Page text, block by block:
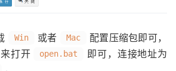
Win 或者 Mac 配置压缩包即可，
打开 open.bat 即可，连接地址为